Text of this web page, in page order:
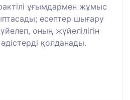
ұғымдармен жұмыс
есептер шығару
оның жүйелілігін
қолданады.